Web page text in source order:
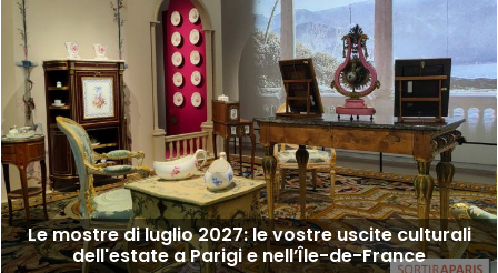
Le mostre di luglio 2027: le vostre uscite culturali
dell'estate a Parigi e nell’Île-de-France